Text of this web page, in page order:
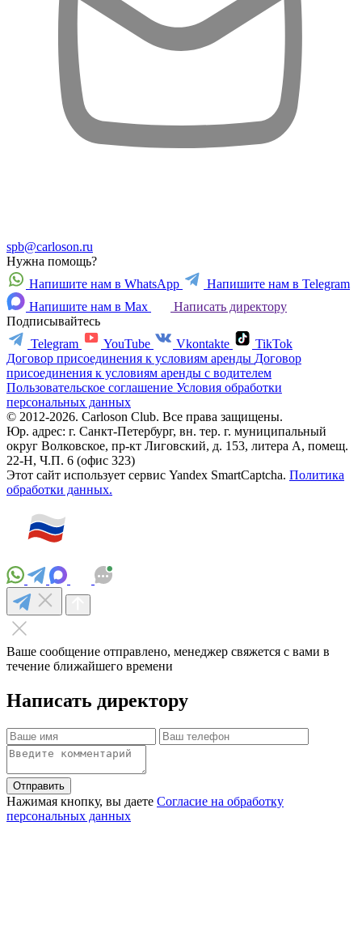
spb@carloson.ru
Нужна помощь?
Напишите нам в WhatsApp
Напишите нам в Telegram
Напишите нам в Max
Написать директору
Подписывайтесь
Telegram
YouTube Vkontakte
TikTok
Договор присоединения к условиям аренды Договор
присоединения к условиям аренды с водителем
Пользовательское соглашение Условия обработки
персональных данных
© 2012-2026. Carloson Club. Все права защищены.
Юр. адрес: г. Санкт-Петербург, вн. тер. г. муниципальный
округ Волковское, пр-кт Лиговский, д. 153, литера А, помещ.
22-Н, Ч.П. 6 (офис 323)
Этот сайт использует сервис Yandex SmartCaptcha. Политика
обработки данных.
Ваше сообщение отправлено, менеджер свяжется с вами в
течение ближайшего времени
Написать директору
Отправить
Нажимая кнопку, вы даете Согласие на обработку
персональных данных